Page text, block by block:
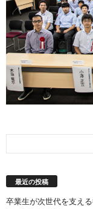
最近の投稿
卒業生が次世代を支え